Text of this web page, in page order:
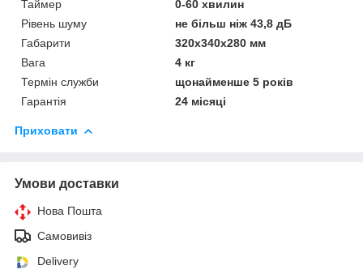
Таймер
0-60 хвилин
Рівень шуму
не більш ніж 43,8 дБ
Габарити
320х340х280 мм
Вага
4 кг
Термін служби
щонайменше 5 років
Гарантія
24 місяці
Приховати
Умови доставки
Нова Пошта
Самовивіз
Delivery